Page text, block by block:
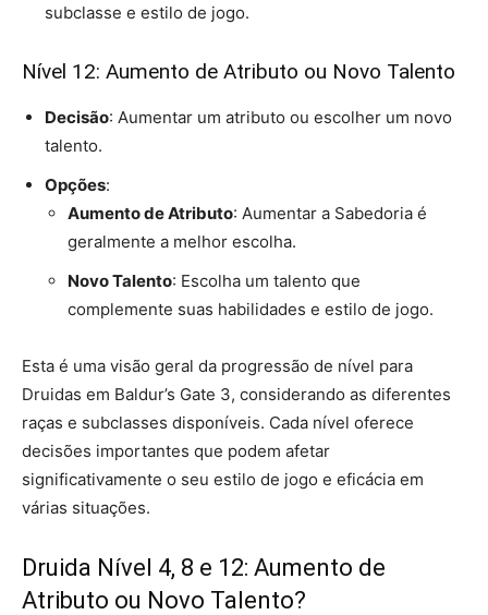
subclasse e estilo de jogo.
Nível 12: Aumento de Atributo ou Novo Talento
Decisão: Aumentar um atributo ou escolher um novo
talento.
Opções:
Aumento de Atributo: Aumentar a Sabedoria é
geralmente a melhor escolha.
Novo Talento: Escolha um talento que
complemente suas habilidades e estilo de jogo.
Esta é uma visão geral da progressão de nível para
Druidas em Baldur’s Gate 3, considerando as diferentes
raças e subclasses disponíveis. Cada nível oferece
decisões importantes que podem afetar
significativamente o seu estilo de jogo e eficácia em
várias situações.
Druida Nível 4, 8 e 12: Aumento de
Atributo ou Novo Talento?